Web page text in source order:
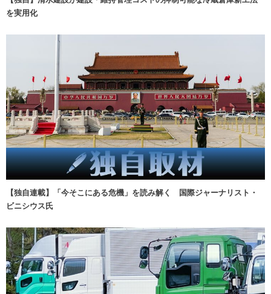
を実用化
【独自連載】「今そこにある危機」を読み解く 国際ジャーナリスト・
ビニシウス氏